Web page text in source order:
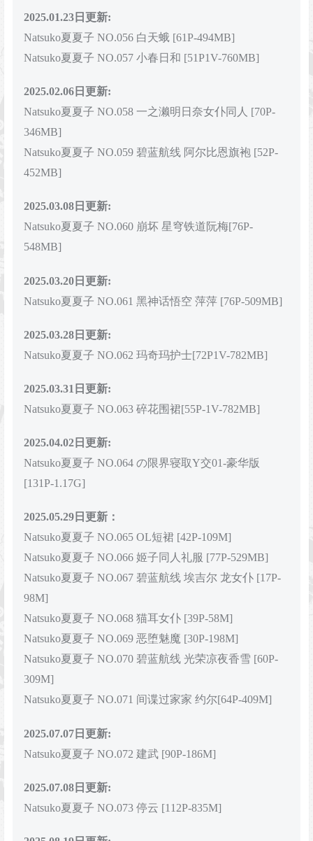
2025.01.23日更新:
Natsuko夏夏子 NO.056 白天蛾 [61P-494MB]
Natsuko夏夏子 NO.057 小春日和 [51P1V-760MB]
2025.02.06日更新:
Natsuko夏夏子 NO.058 一之濑明日奈女仆同人 [70P-
346MB]
Natsuko夏夏子 NO.059 碧蓝航线 阿尔比恩旗袍 [52P-
452MB]
2025.03.08日更新:
Natsuko夏夏子 NO.060 崩坏 星穹铁道阮梅[76P-
548MB]
2025.03.20日更新:
Natsuko夏夏子 NO.061 黑神话悟空 萍萍 [76P-509MB]
2025.03.28日更新:
Natsuko夏夏子 NO.062 玛奇玛护士[72P1V-782MB]
2025.03.31日更新:
Natsuko夏夏子 NO.063 碎花围裙[55P-1V-782MB]
2025.04.02日更新:
Natsuko夏夏子 NO.064 の限界寝取Y交01-豪华版
[131P-1.17G]
2025.05.29日更新：
Natsuko夏夏子 NO.065 OL短裙 [42P-109M]
Natsuko夏夏子 NO.066 姬子同人礼服 [77P-529MB]
Natsuko夏夏子 NO.067 碧蓝航线 埃吉尔 龙女仆 [17P-
98M]
Natsuko夏夏子 NO.068 猫耳女仆 [39P-58M]
Natsuko夏夏子 NO.069 恶堕魅魔 [30P-198M]
Natsuko夏夏子 NO.070 碧蓝航线 光荣凉夜香雪 [60P-
309M]
Natsuko夏夏子 NO.071 间谍过家家 约尔[64P-409M]
2025.07.07日更新:
Natsuko夏夏子 NO.072 建武 [90P-186M]
2025.07.08日更新:
Natsuko夏夏子 NO.073 停云 [112P-835M]